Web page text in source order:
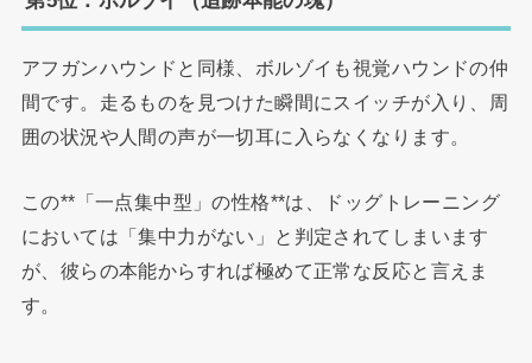
アフガンハウンドと同様、ボルゾイも視覚ハウンドの仲
間です。走るものを見つけた瞬間にスイッチが入り、周
囲の状況や人間の声が一切耳に入らなくなります。
この**「一点集中型」の性格**は、ドッグトレーニング
においては「集中力がない」と判定されてしまいます
が、彼らの本能からすれば極めて正常な反応と言えま
す。